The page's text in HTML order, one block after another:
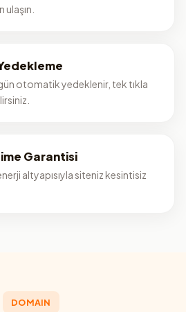
otomatik yedeklenir, tek tıkla
Garantisi
altyapısıyla siteniz kesintisiz
DOMAIN